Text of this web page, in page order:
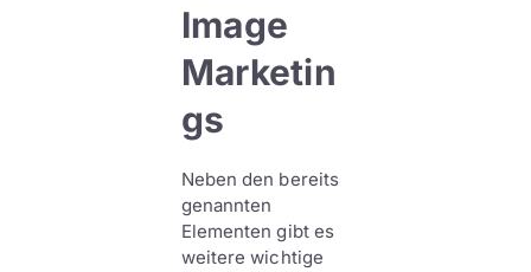
Image
Marketin
gs
Neben den bereits
genannten
Elementen gibt es
weitere wichtige